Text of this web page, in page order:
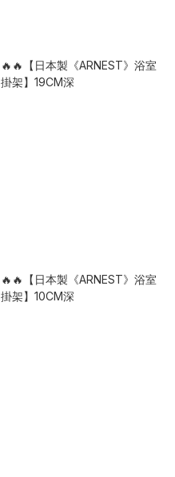
🔥🔥【日本製《ARNEST》浴室
掛架】19CM深
🔥🔥【日本製《ARNEST》浴室
掛架】10CM深